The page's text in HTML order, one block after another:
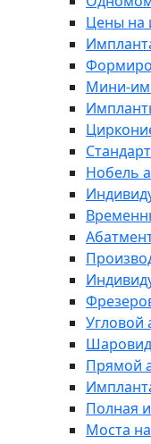
Цены на
Мини-
Нобель
Угловой
Прямой
Полная
Моста